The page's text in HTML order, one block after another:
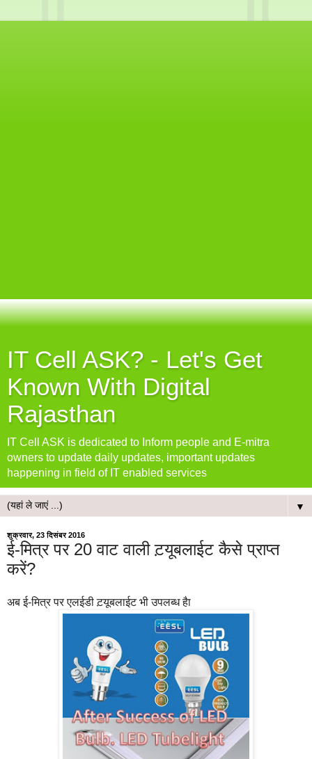
IT Cell ASK? - Let's Get
Known With Digital
Rajasthan
IT Cell ASK is dedicated to Inform people and E-mitra
owners to update daily updates, important updates
happening in field of IT enabled services
▼
शुक्रवार, 23 दिसंबर 2016
ई-मित्र पर 20 वाट वाली ट़यूबलाईट कैसे प्राप्‍त
करें?
अब ई-मित्र पर एलईडी ट़यूबलाईट भी उपलब्‍ध हैा